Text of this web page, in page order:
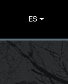
ES